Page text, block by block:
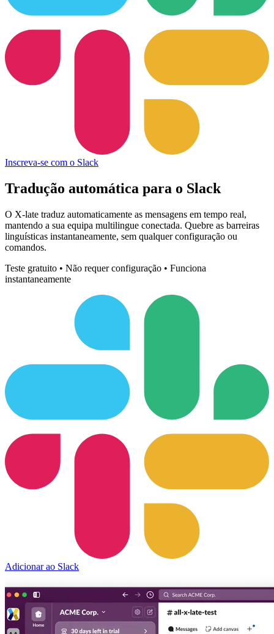
Inscreva-se com o Slack
Tradução automática para o Slack
O X-late traduz automaticamente as mensagens em tempo real,
mantendo a sua equipa multilingue conectada. Quebre as barreiras
linguísticas instantaneamente, sem qualquer configuração ou
comandos.
Teste gratuito • Não requer configuração • Funciona
instantaneamente
Adicionar ao Slack